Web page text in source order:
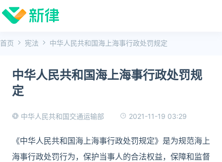
首页 宪法 中华人民共和国海上海事行政处罚规定
中华人民共和国海上海事行政处罚规
定
中华人民共和国交通运输部 2021-11-19 03:29
《中华人民共和国海上海事行政处罚规定》是为规范海上
海事行政处罚行为，保护当事人的合法权益，保障和监督